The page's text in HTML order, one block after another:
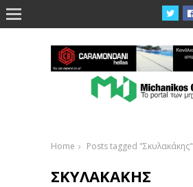
Home Posts tagged "Σκυλακάκης"
ΣΚΥΛΑΚΆΚΗΣ